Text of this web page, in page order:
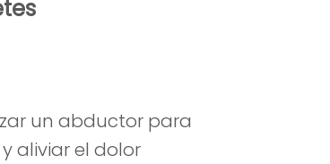
un abductor para
aliviar el dolor